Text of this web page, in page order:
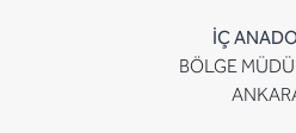
İÇ
BÖLGE